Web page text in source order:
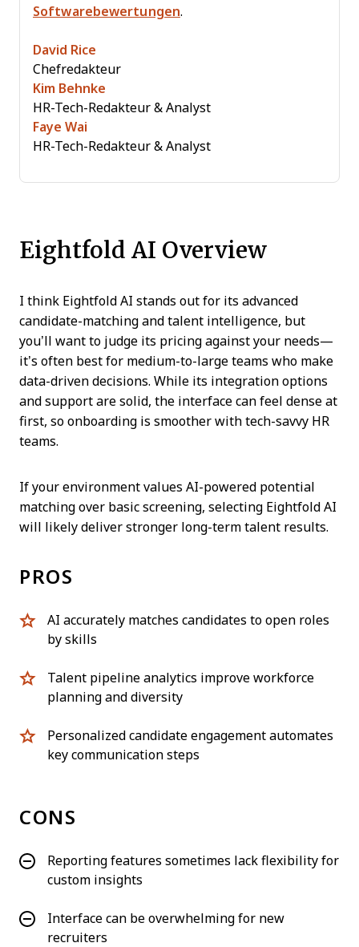
Softwarebewertungen.
David Rice
Chefredakteur
Kim Behnke
HR-Tech-Redakteur & Analyst
Faye Wai
HR-Tech-Redakteur & Analyst
Eightfold AI Overview
I think Eightfold AI stands out for its advanced
candidate-matching and talent intelligence, but
you’ll want to judge its pricing against your needs—
it’s often best for medium-to-large teams who make
data-driven decisions. While its integration options
and support are solid, the interface can feel dense at
first, so onboarding is smoother with tech-savvy HR
teams.
If your environment values AI-powered potential
matching over basic screening, selecting Eightfold AI
will likely deliver stronger long-term talent results.
PROS
AI accurately matches candidates to open roles
by skills
Talent pipeline analytics improve workforce
planning and diversity
Personalized candidate engagement automates
key communication steps
CONS
Reporting features sometimes lack flexibility for
custom insights
Interface can be overwhelming for new
recruiters